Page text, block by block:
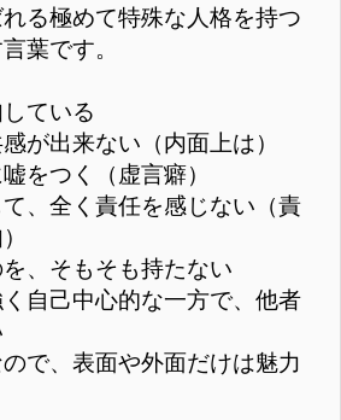
る極めて特殊な人格を持つ
葉です。
ている
が出来ない（内面上は）
をつく（虚言癖）
、全く責任を感じない（責
、そもそも持たない
自己中心的な一方で、他者
で、表面や外面だけは魅力